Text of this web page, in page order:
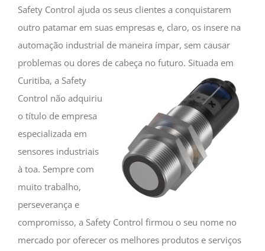
Safety Control ajuda os seus clientes a conquistarem
outro patamar em suas empresas e, claro, os insere na
automação industrial de maneira ímpar, sem causar
problemas ou dores de cabeça no futuro. Situada em
Curitiba, a Safety
Control não adquiriu
o título de empresa
especializada em
sensores industriais
à toa. Sempre com
muito trabalho,
perseverança e
compromisso, a Safety Control firmou o seu nome no
mercado por oferecer os melhores produtos e serviços